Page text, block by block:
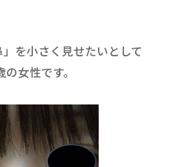
を小さく見せたいとして
女性です。